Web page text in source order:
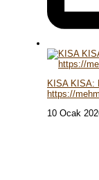
KISA KISA:
https://
10 Ocak